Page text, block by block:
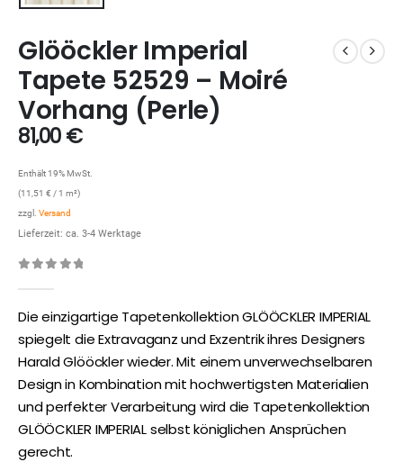
Glööckler Imperial
Tapete 52529 – Moiré
Vorhang (Perle)
81,00€
Enthält 19% MwSt.
(11,51 € / 1 m²)
zzgl. Versand
Lieferzeit: ca. 3-4 Werktage
Die einzigartige Tapetenkollektion GLÖÖCKLER IMPERIAL
spiegelt die Extravaganz und Exzentrik ihres Designers
Harald Glööckler wieder. Mit einem unverwechselbaren
Design in Kombination mit hochwertigsten Materialien
und perfekter Verarbeitung wird die Tapetenkollektion
GLÖÖCKLER IMPERIAL selbst königlichen Ansprüchen
gerecht.